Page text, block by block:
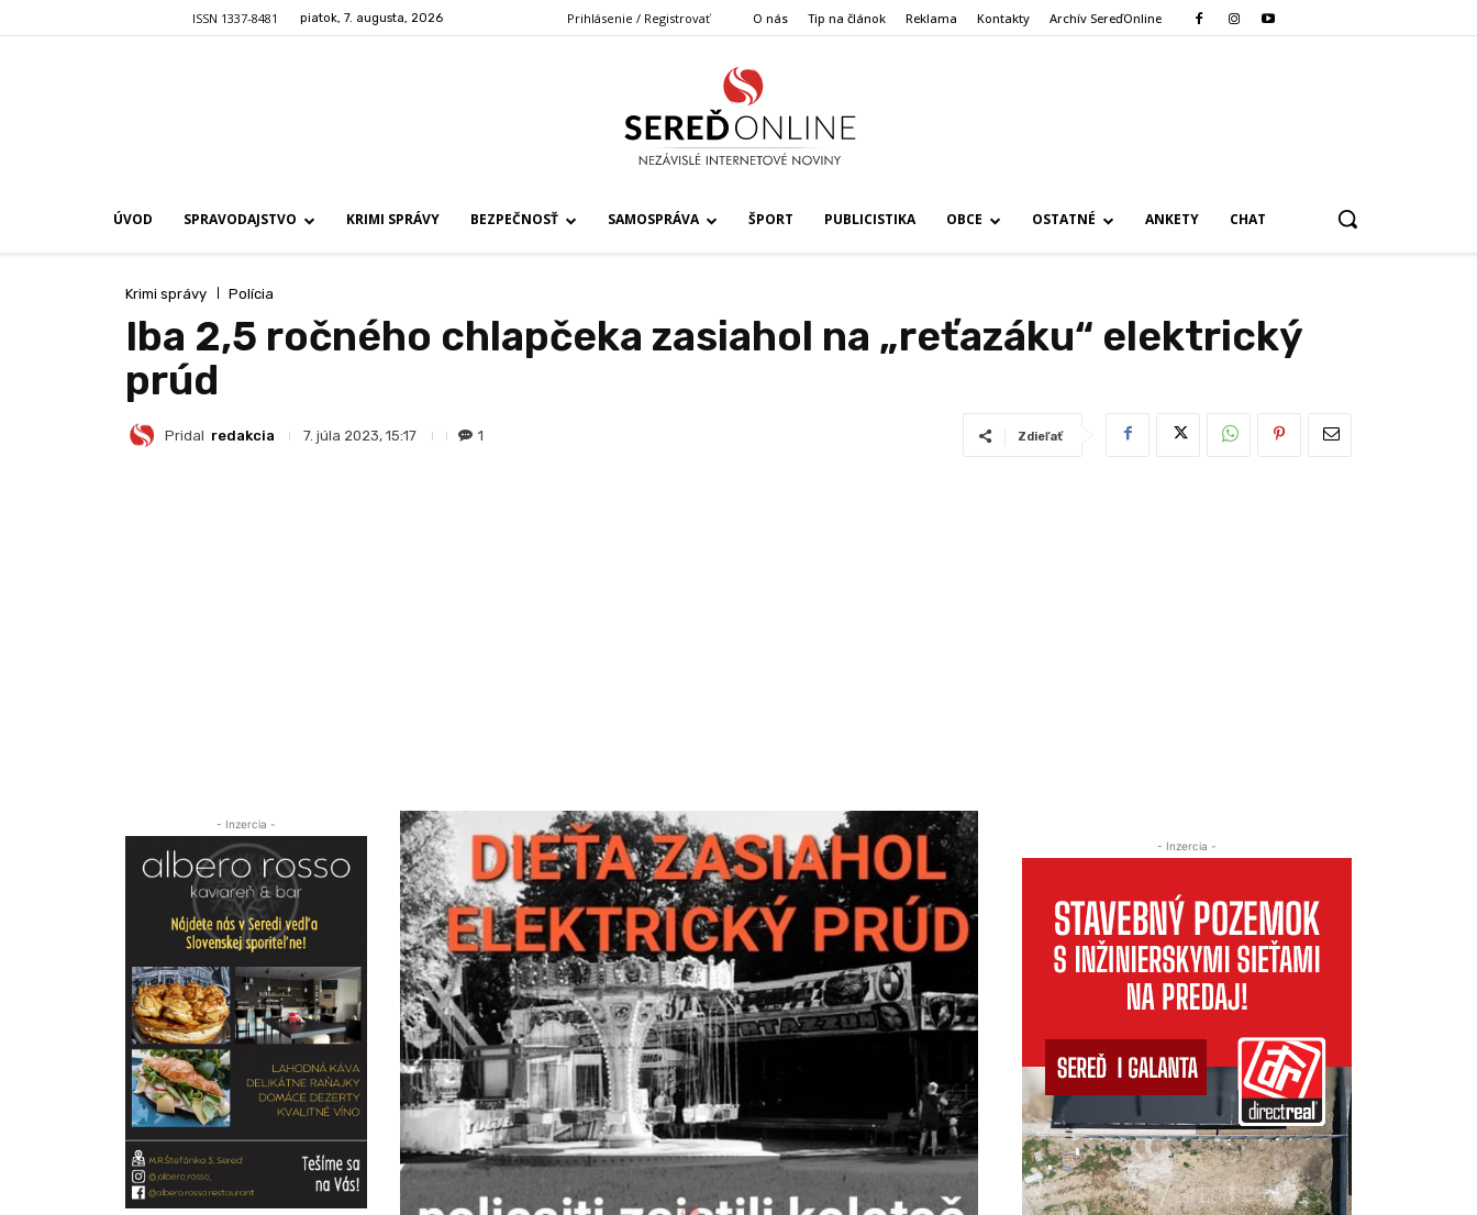
ISSN 1337-8481 piatok, 7. augusta, 2026 Prihlásenie / Registrovať O nás Tip na článok Reklama Kontakty Archív SereďOnline
ÚVOD SPRAVODAJSTVO KRIMI SPRÁVY BEZPEČNOSŤ SAMOSPRÁVA ŠPORT PUBLICISTIKA OBCE OSTATNÉ ANKETY CHAT
Krimi správy Polícia
Iba 2,5 ročného chlapčeka zasiahol na „reťazáku“ elektrický
prúd
Pridal redakcia 7. júla 2023, 15:17 1 Zdieľať
- Inzercia -
- Inzercia -